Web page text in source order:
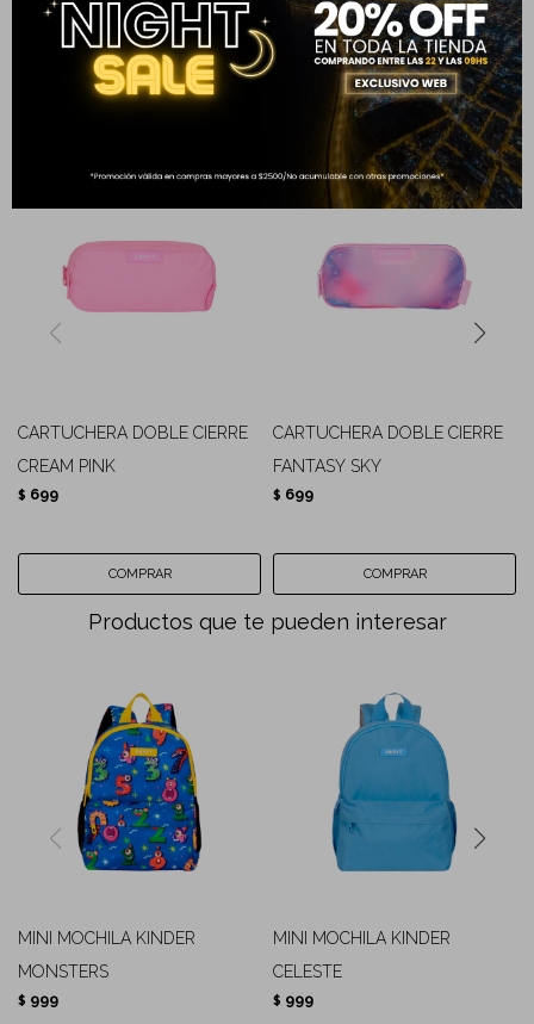
DIMENSIONES: 45cm x 30cm x 16cm
Completá tu compra
CARTUCHERA DOBLE CIERRE
CREAM PINK
$ 699
CARTUCHERA DOBLE CIERRE
FANTASY SKY
$ 699
Productos que te pueden interesar
MINI MOCHILA KINDER
MONSTERS
$ 999
MINI MOCHILA KINDER
CELESTE
$ 999